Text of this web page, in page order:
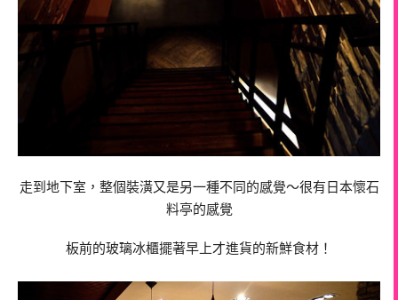
走到地下室，整個裝潢又是另一種不同的感覺～很有日本懷石
料亭的感覺
板前的玻璃冰櫃擺著早上才進貨的新鮮食材！